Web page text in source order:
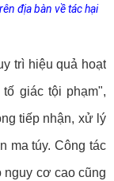
địa bàn về tác hại
trì hiệu quả hoạt
giác tội phạm",
tiếp nhận, xử lý
ma túy. Công tác
nguy cơ cao cũng